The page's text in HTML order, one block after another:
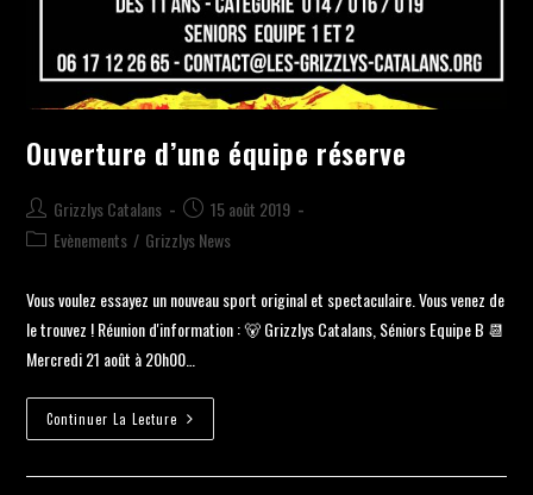
Ouverture d’une équipe réserve
Grizzlys Catalans
15 août 2019
Evènements / Grizzlys News
Vous voulez essayez un nouveau sport original et spectaculaire. Vous venez de
le trouvez ! Réunion d'information : 🐻 Grizzlys Catalans, Séniors Equipe B 📆
Mercredi 21 août à 20h00…
Continuer La Lecture